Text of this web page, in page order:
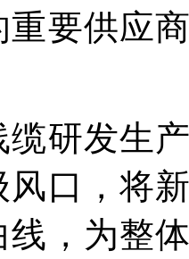
要供应
研发生
口，将
，为整